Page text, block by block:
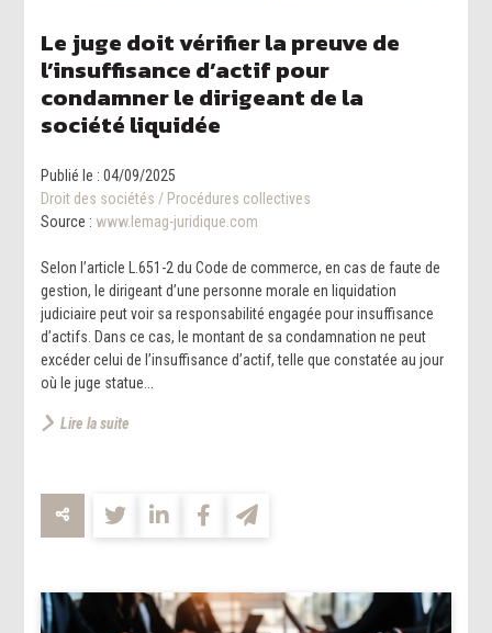
Le juge doit vérifier la preuve de
l’insuffisance d’actif pour
condamner le dirigeant de la
société liquidée
Publié le :04/09/2025
Droit des sociétés / Procédures collectives
Source : www.lemag-juridique.com
Selon l’article L.651-2 du Code de commerce, en cas de faute de
gestion, le dirigeant d’une personne morale en liquidation
judiciaire peut voir sa responsabilité engagée pour insuffisance
d’actifs. Dans ce cas, le montant de sa condamnation ne peut
excéder celui de l’insuffisance d’actif, telle que constatée au jour
où le juge statue...
Lire la suite